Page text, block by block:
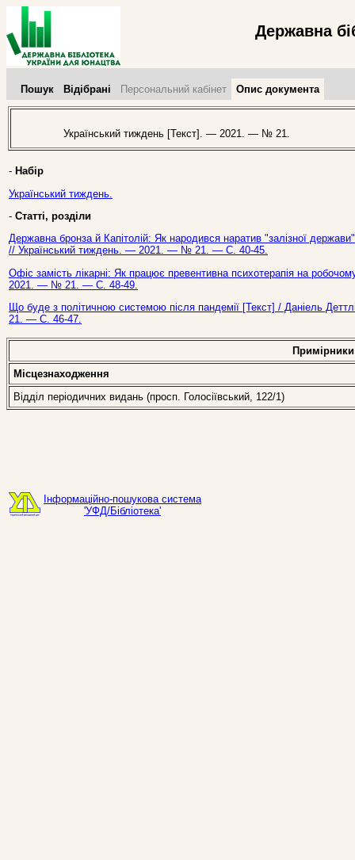
Державна
Пошук Відібрані Персональний кабінет Опис документа
Український тиждень [Текст]. — 2021. — № 21.
- Набір
Український тиждень.
- Статті, розділи
Державна бронза й Капітолій: Як народився наратив "залізної
// Український тиждень. — 2021. — № 21. — С. 40-45.
Офіс замість лікарні: Як працює превентивна психотерапія на
2021. — № 21. — С. 48-49.
Що буде з політичною системою після пандемії [Текст] / Даніель
21. — С. 46-47.
Примірники
Місцезнаходження
Відділ періодичних видань (просп. Голосіївський, 122/1)
Інформаційно-пошукова система
'УФД/Бібліотека'